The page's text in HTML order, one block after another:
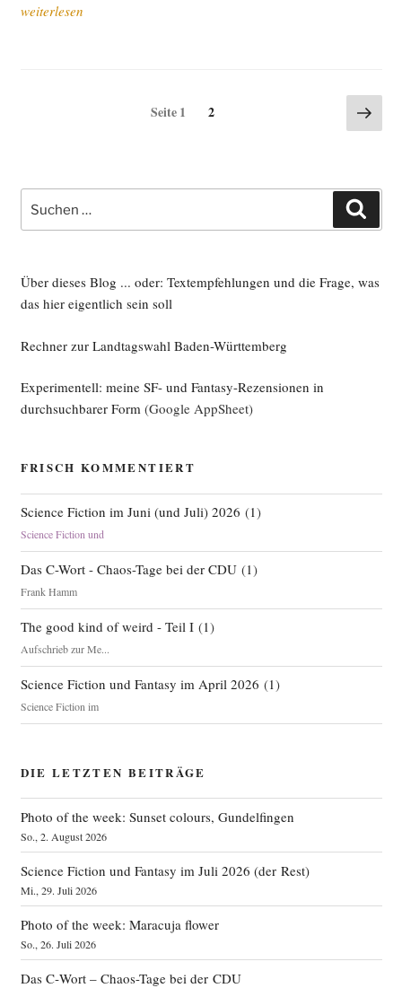
„Alter­
sel­
ber
Tiny
Tiny RSS“
weiterlesen
Seitennummerierung
Seite1 Seite
2
Seite
nach:
Über dieses Blog ... oder: Textempfehlungen und die Frage, was
das hier eigentlich sein soll
Rechner zur Landtagswahl Baden-Württemberg
Experimentell: meine SF- und Fantasy-Rezensionen in
durchsuchbarer Form(Google AppSheet)
FRISCH KOMMENTIERT
Science Fiction im Juni (und Juli) 2026 (1)
Science Fiction und
Das C-Wort - Chaos-Tage bei der CDU(1)
Frank Hamm
The good kind of weird - Teil I(1)
Aufschrieb zur Me...
Science Fiction und Fantasy im April 2026 (1)
Science Fiction im
DIE LETZTEN BEITRÄGE
Photo of the week: Sunset colours, Gundelfingen
So., 2. August 2026
Science Fiction und Fantasy im Juli 2026 (der Rest)
Mi., 29. Juli 2026
Photo of the week: Maracuja flower
So., 26. Juli 2026
Das C‑Wort – Chaos-Tage bei der CDU